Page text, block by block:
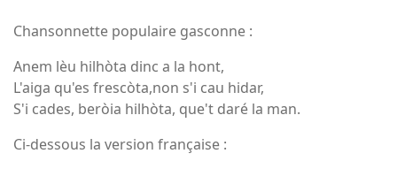
Chansonnette populaire gasconne :
Anem lèu hilhòta dinc a la hont,
L'aiga qu'es frescòta,non s'i cau hidar,
S'i cades, beròia hilhòta, que't daré la man.
Ci-dessous la version française :